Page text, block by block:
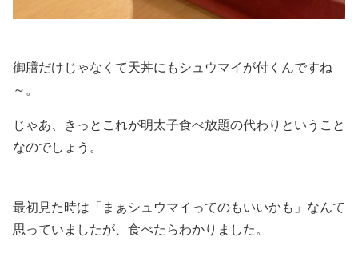
御膳だけじゃなくて天丼にもシュウマイが付くんですね
～。
じゃあ、きっとこれが明太子食べ放題の代わりということ
なのでしょう。
最初見た時は「まぁシュウマイってのもいいかも」なんて
思っていましたが、食べたらわかりました。